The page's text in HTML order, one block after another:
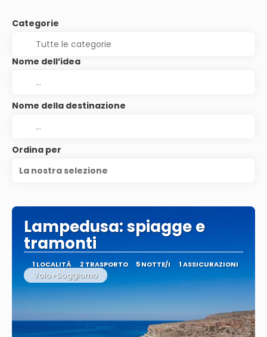
Categorie
Nome dell’idea
Nome della destinazione
Ordina per
La nostra selezione
Lampedusa: spiagge e
tramonti
1 LOCALITÀ 2 TRASPORTO 5 NOTTE/I 1 ASSICURAZIONI
Volo+Soggiorno